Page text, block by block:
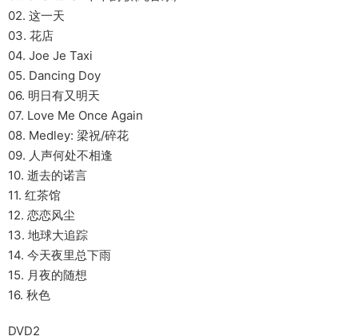
02. 这一天
03. 花店
04. Joe Je Taxi
05. Dancing Doy
06. 明日有又明天
07. Love Me Once Again
08. Medley: 梁祝/碎花
09. 人声何处不相逢
10. 逝去的诺言
11. 红茶馆
12. 恋恋风尘
13. 地球大追踪
14. 今天夜里总下雨
15. 月夜的随想
16. 秋色
DVD2